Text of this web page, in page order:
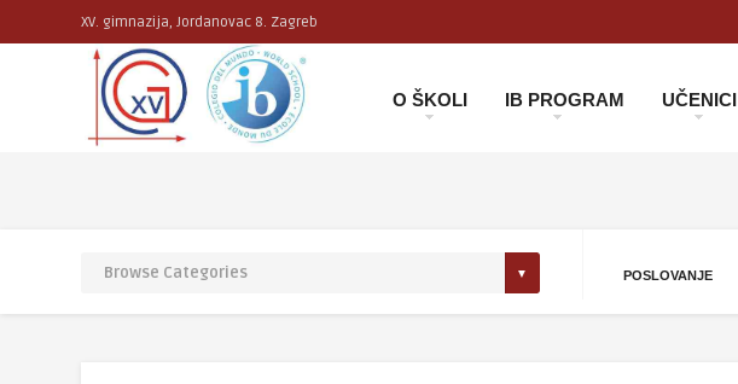
XV. gimnazija, Jordanovac 8. Zagreb
O ŠKOLI IB PROGRAM UČENICI
POSLOVANJE